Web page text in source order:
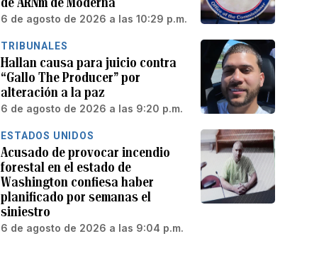
6 de agosto de 2026 a las 10:29 p.m.
TRIBUNALES
Hallan causa para juicio contra
“Gallo The Producer” por
alteración a la paz
6 de agosto de 2026 a las 9:20 p.m.
ESTADOS UNIDOS
Acusado de provocar incendio
forestal en el estado de
Washington confiesa haber
planificado por semanas el
siniestro
6 de agosto de 2026 a las 9:04 p.m.